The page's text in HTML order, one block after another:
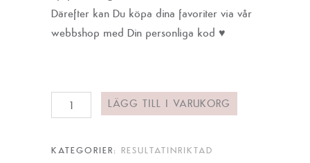
Därefter kan Du köpa dina favoriter via vår
webbshop med Din personliga kod ♥
Skinbetter
Science
LÄGG TILL I VARUKORG
KATEGORIER: RESULTATINRIKTAD